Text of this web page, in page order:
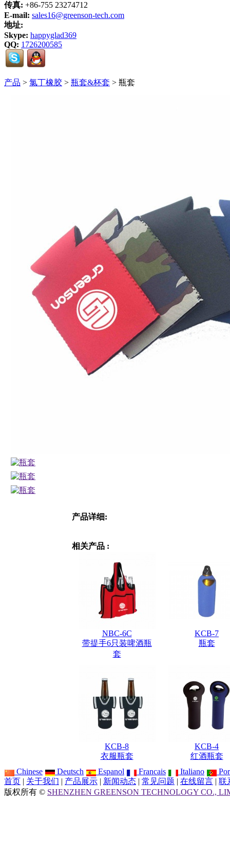
传真: +86-755 23274712
E-mail: sales16@greenson-tech.com
地址:
Skype: happyglad369
QQ: 1726200585
产品 > 氯丁橡胶 > 瓶套&杯套 > 瓶套
产品详细:
相关产品 :
NBC-6C
带提手6只装啤酒瓶
套
KCB-7
瓶套
KCB-8
衣服瓶套
KCB-4
红酒瓶套
Chinese
Deutsch Espanol Francais Italiano
首页 | 关于我们 | 产品展示 | 新闻动态 | 常见问题 | 在线留言 | 联
版权所有 © SHENZHEN GREENSON TECHNOLOGY CO.,